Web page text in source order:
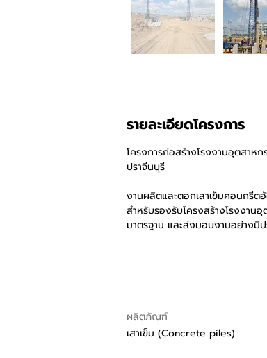
รายละเอียดโครงการ
โครงการก่อสร้างโรงงานอุตสา
ปราจีนบุรี
งานผลิตและตอกเสาเข็มคอนกรีต
สำหรับรองรับโครงสร้างโรงงา
มาตรฐาน และส่งมอบงานอย่างมี
ผลิตภัณฑ์
เสาเข็ม (Concrete piles)